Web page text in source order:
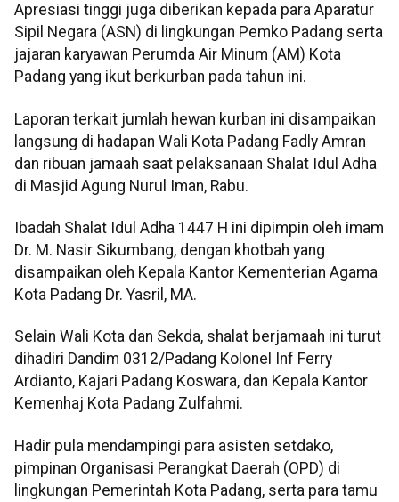
Apresiasi tinggi juga diberikan kepada para Aparatur
Sipil Negara (ASN) di lingkungan Pemko Padang serta
jajaran karyawan Perumda Air Minum (AM) Kota
Padang yang ikut berkurban pada tahun ini.
Laporan terkait jumlah hewan kurban ini disampaikan
langsung di hadapan Wali Kota Padang Fadly Amran
dan ribuan jamaah saat pelaksanaan Shalat Idul Adha
di Masjid Agung Nurul Iman, Rabu.
Ibadah Shalat Idul Adha 1447 H ini dipimpin oleh imam
Dr. M. Nasir Sikumbang, dengan khotbah yang
disampaikan oleh Kepala Kantor Kementerian Agama
Kota Padang Dr. Yasril, MA.
Selain Wali Kota dan Sekda, shalat berjamaah ini turut
dihadiri Dandim 0312/Padang Kolonel Inf Ferry
Ardianto, Kajari Padang Koswara, dan Kepala Kantor
Kemenhaj Kota Padang Zulfahmi.
Hadir pula mendampingi para asisten setdako,
pimpinan Organisasi Perangkat Daerah (OPD) di
lingkungan Pemerintah Kota Padang, serta para tamu